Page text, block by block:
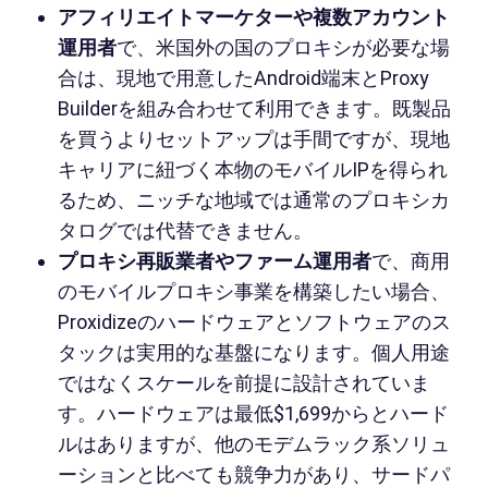
アフィリエイトマーケターや複数アカウント
運用者で、米国外の国のプロキシが必要な場
合は、現地で用意したAndroid端末とProxy
Builderを組み合わせて利用できます。既製品
を買うよりセットアップは手間ですが、現地
キャリアに紐づく本物のモバイルIPを得られ
るため、ニッチな地域では通常のプロキシカ
タログでは代替できません。
プロキシ再販業者やファーム運用者で、商用
のモバイルプロキシ事業を構築したい場合、
Proxidizeのハードウェアとソフトウェアのス
タックは実用的な基盤になります。個人用途
ではなくスケールを前提に設計されていま
す。ハードウェアは最低$1,699からとハード
ルはありますが、他のモデムラック系ソリュ
ーションと比べても競争力があり、サードパ